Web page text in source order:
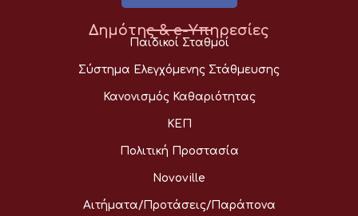
Δημότης & e-Υπηρεσίες
Παιδικοί Σταθμοί
Σύστημα Ελεγχόμενης Στάθμευσης
Κανονισμός Καθαριότητας
ΚΕΠ
Πολιτική Προστασία
Novoville
Αιτήματα/Προτάσεις/Παράπονα